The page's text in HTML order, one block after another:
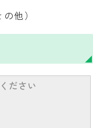
他）